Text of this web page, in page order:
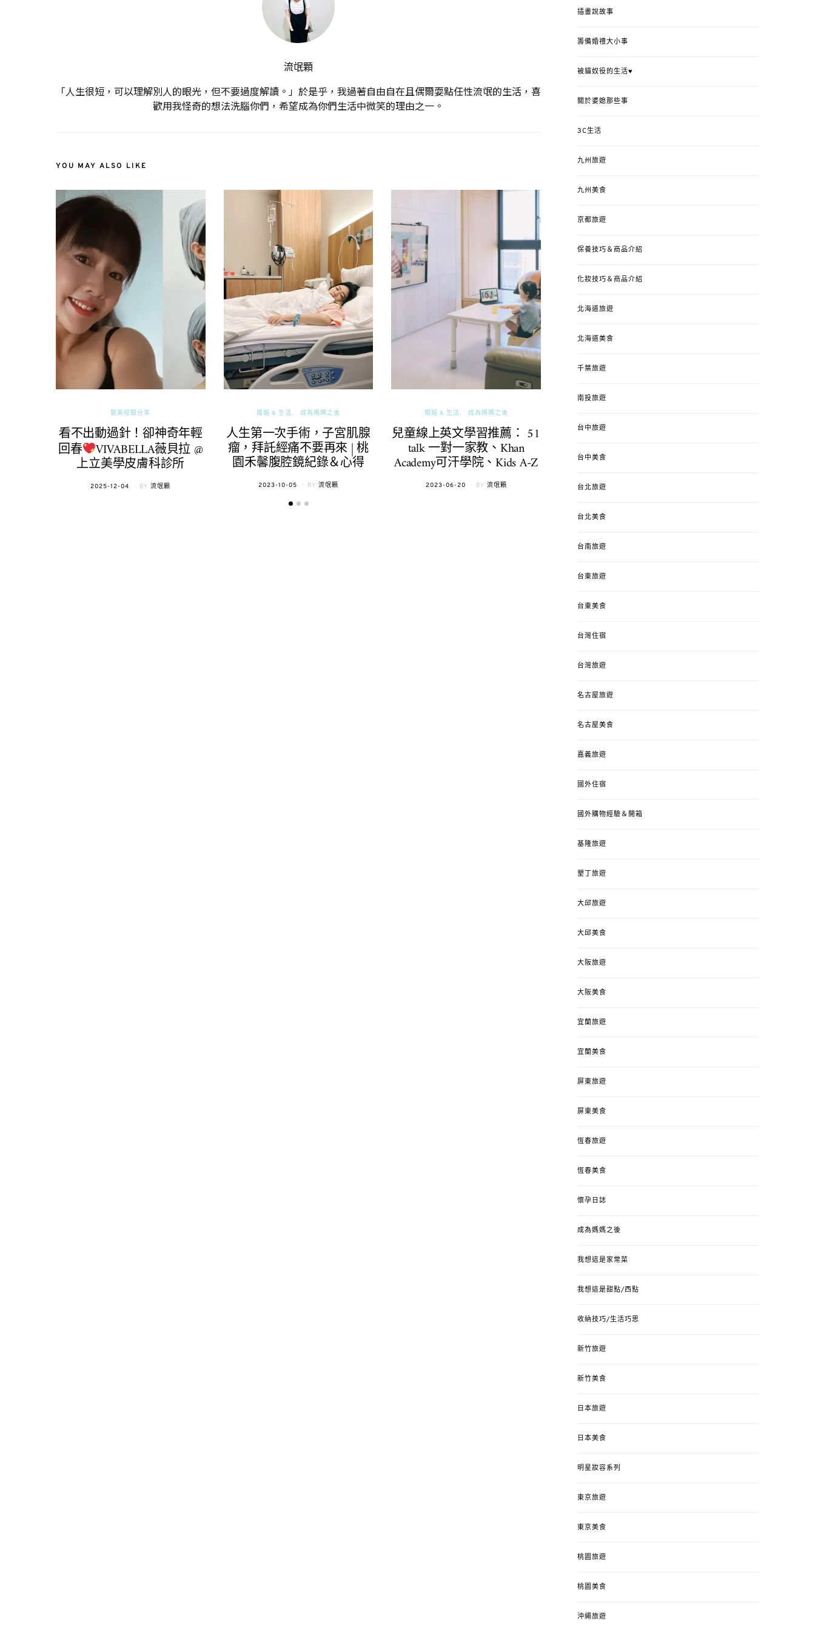
流氓顆
「人生很短，可以理解別人的眼光，但不要過度解讀。」於是乎，我過著自由自在且偶爾耍點任性流氓的生活，喜
歡用我怪奇的想法洗腦你們，希望成為你們生活中微笑的理由之一。
YOU MAY ALSO LIKE
醫美經驗分享
看不出動過針！卻神奇年輕
回春 VIVABELLA薇貝拉 @
上立美學皮膚科診所
POSTED
2025-12-04 BY 流氓顆
婚姻 & 生活 成為媽媽之後
人生第一次手術，子宮肌腺
瘤，拜託經痛不要再來 | 桃
園禾馨腹腔鏡紀錄＆心得
POSTED
2023-10-05 BY 流氓顆
婚姻 & 生活 成為媽媽之後
兒童線上英文學習推薦： 51
talk 一對一家教、Khan
Academy可汗學院、Kids A-Z
POSTED
2023-06-20 BY 流氓顆
4y3m ：視力檢查、練習犯
錯、認識華德福
插畫說故事
籌備婚禮大小事
被貓奴役的生活♥
關於婆媳那些事
3C生活
九州旅遊
九州美食
京都旅遊
保養技巧＆商品介紹
化妝技巧＆商品介紹
北海道旅遊
北海道美食
千葉旅遊
南投旅遊
台中旅遊
台中美食
台北旅遊
台北美食
台南旅遊
台東旅遊
台東美食
台灣住宿
台灣旅遊
名古屋旅遊
名古屋美食
嘉義旅遊
國外住宿
國外購物經驗＆開箱
基隆旅遊
墾丁旅遊
大邱旅遊
大邱美食
大阪旅遊
大阪美食
宜蘭旅遊
宜蘭美食
屏東旅遊
屏東美食
恆春旅遊
恆春美食
懷孕日誌
成為媽媽之後
我想這是家常菜
我想這是甜點/西點
收納技巧/生活巧思
新竹旅遊
新竹美食
日本旅遊
日本美食
明星妝容系列
東京旅遊
東京美食
桃園旅遊
桃園美食
沖繩旅遊